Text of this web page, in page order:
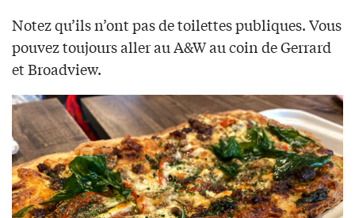
Notez qu’ils n’ont pas de toilettes publiques. Vous
pouvez toujours aller au A&W au coin de Gerrard
et Broadview.